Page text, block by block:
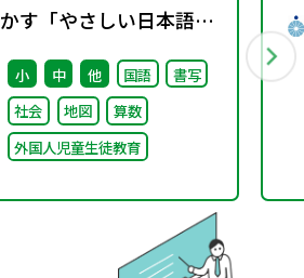
かす「やさしい日本語」
② ～「（学校内での）子
どもたちへのやさしい日
本語」～
小 中 他 国語
書写
社会
地図
算数
外国人児童生徒教育